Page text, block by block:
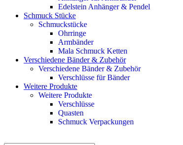
Edelstein Anhänger & Pendel
Schmuck Stücke
Schmuckstücke
Ohrringe
Armbänder
Mala Schmuck Ketten
Verschiedene Bänder & Zubehör
Verschiedene Bänder & Zubehör
Verschlüsse für Bänder
Weitere Produkte
Weitere Produkte
Verschlüsse
Quasten
Schmuck Verpackungen